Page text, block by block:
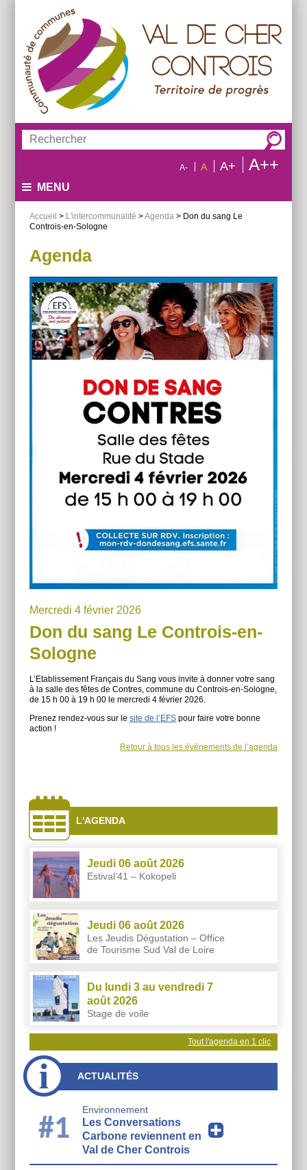
menu
contenu
recherche
Rechercher :
A- A A+ A++
MENU
Accueil > L'intercommunalité >Agenda > Don du sang Le
Controis-en-Sologne
Agenda
Mercredi 4 février 2026
Don du sang Le Controis-en-
Sologne
L’Etablissement Français du Sang vous invite à donner votre sang
à la salle des fêtes de Contres, commune du Controis-en-Sologne,
de 15 h 00 à 19 h 00 le mercredi 4 février 2026.
Prenez rendez-vous sur le site de l’EFSpour faire votre bonne
action !
Retour à tous les événements de l’agenda
côtés
L'AGENDA
Jeudi 06 août 2026
Estival’41 – Kokopeli
Jeudi 06 août 2026
Les Jeudis Dégustation – Office
de Tourisme Sud Val de Loire
Du lundi 3 au vendredi 7
août 2026
Stage de voile
Tout l'agenda en 1 clic
ACTUALITÉS
#1
Environnement
Les Conversations
Carbone reviennent en
Val de Cher Controis